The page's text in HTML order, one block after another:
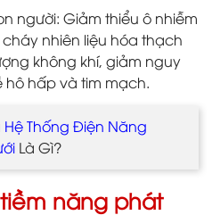
người: Giảm thiểu ô nhiễm
nhiên liệu hóa thạch
không khí, giảm nguy
hấp và tim mạch.
Hệ Thống Điện Năng
Là Gì?
năng phát